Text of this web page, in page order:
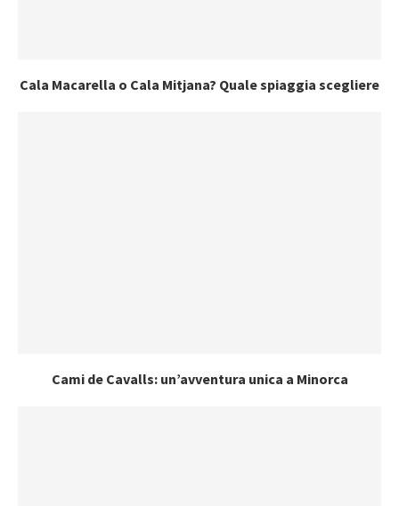
Cala Macarella o Cala Mitjana? Quale spiaggia scegliere
Cami de Cavalls: un’avventura unica a Minorca